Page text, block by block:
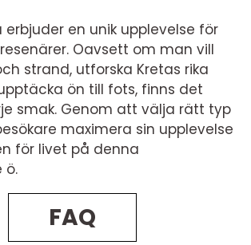
erbjuder en unik upplevelse för
Oavsett om man vill
strand, utforska Kretas rika
ön till fots, finns det
smak. Genom att välja rätt typ
maximera sin upplevelse
för livet på denna
ö.
FAQ